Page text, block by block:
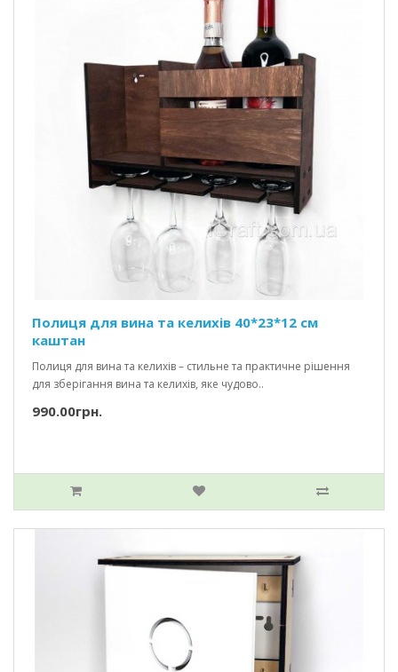
Полиця для вина та келихів 40*23*12 см
каштан
Полиця для вина та келихів – стильне та практичне рішення
для зберігання вина та келихів, яке чудово..
990.00грн.